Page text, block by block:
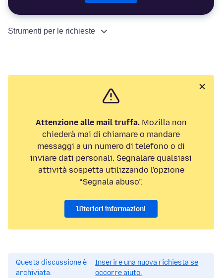
Strumenti per le richieste
Attenzione alle mail truffa.Mozilla non
chiederà mai di chiamare o mandare
messaggi a un numero di telefono o di
inviare dati personali. Segnalare qualsiasi
attività sospetta utilizzando l'opzione
“Segnala abuso”.
Ulteriori informazioni
Questa discussione è
archiviata.
Inserire una nuova richiesta se
occorre aiuto.